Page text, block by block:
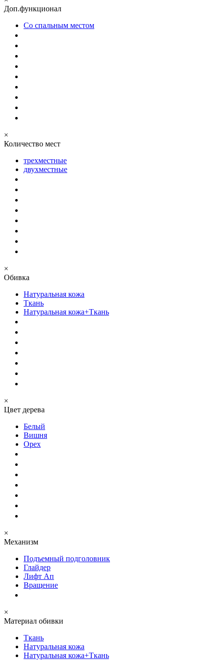
Доп.функционал
Со спальным местом
×
Количество мест
трехместные
двухместные
×
Обивка
Натуральная кожа
Ткань
Натуральная кожа+Ткань
×
Цвет дерева
Белый
Вишня
Орех
×
Механизм
Подъемный подголовник
Глайдер
Лифт Ап
Вращение
×
Материал обивки
Ткань
Натуральная кожа
Натуральная кожа+Ткань